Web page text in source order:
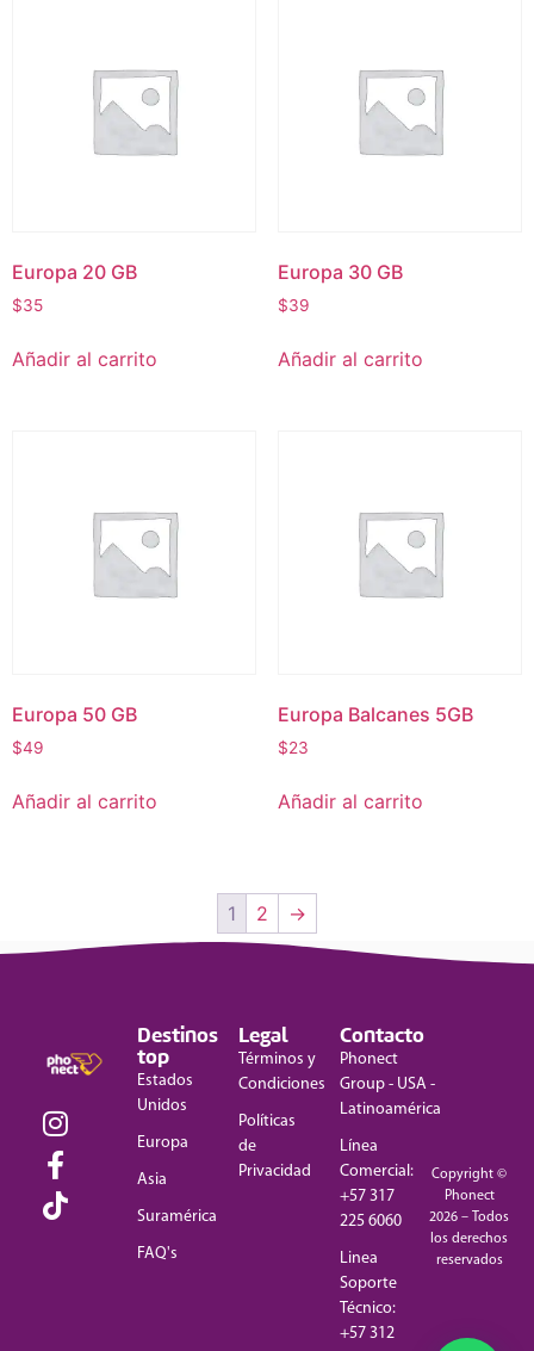
Europa 20 GB
$35
Añadir al carrito
Europa 30 GB
$39
Añadir al carrito
Europa 50 GB
$49
Añadir al carrito
Europa Balcanes 5GB
$23
Añadir al carrito
1 2 →
Destinos
top
Estados
Unidos
Europa
Asia
Suramérica
FAQ's
Legal
Términos y
Condiciones
Políticas
de
Privacidad
Contacto
Phonect
Group - USA -
Latinoamérica
Línea
Comercial:
+57 317
225 6060
Linea
Soporte
Técnico:
+57 312
Copyright ©
Phonect
2026 – Todos
los derechos
reservados